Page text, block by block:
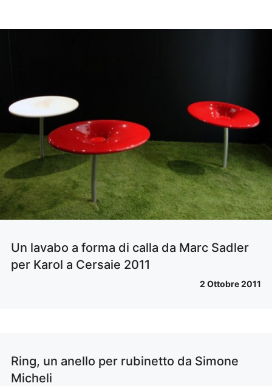
Un lavabo a forma di calla da Marc Sadler
per Karol a Cersaie 2011
2 Ottobre 2011
Ring, un anello per rubinetto da Simone
Micheli